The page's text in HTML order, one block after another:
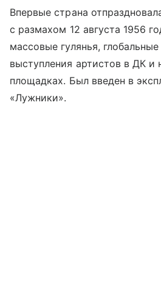
Впервые страна
с размахом 12 августа 1956
массовые гулянья,
выступления артистов в ДК и
площадках. Был введен в
«Лужники».